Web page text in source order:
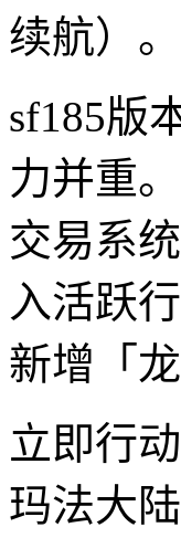
续航）。
sf185版
力并重
交易系
入活跃
新增「
立即行
玛法大